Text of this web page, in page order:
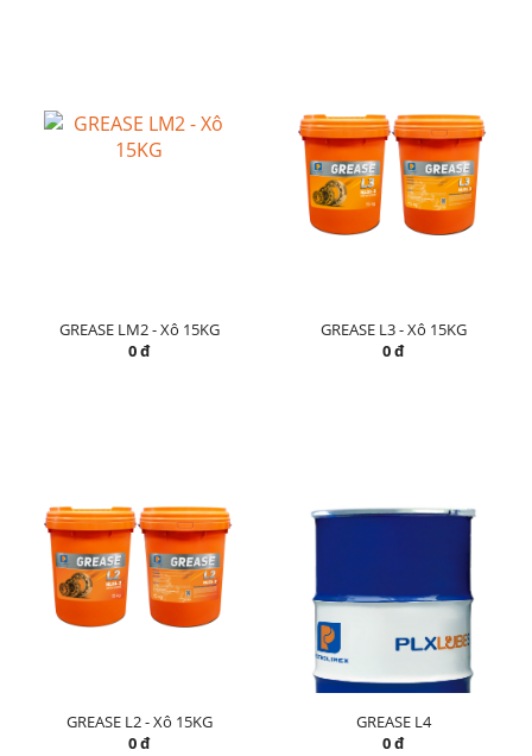
GREASE LM2 - Xô 15KG
0 đ
GREASE L3 - Xô 15KG
0 đ
GREASE L2 - Xô 15KG
0 đ
GREASE L4
0 đ